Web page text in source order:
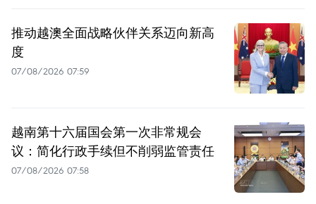
推动越澳全面战略伙伴关系迈向新高
度
07/08/2026 07:59
越南第十六届国会第一次非常规会
议：简化行政手续但不削弱监管责任
07/08/2026 07:58